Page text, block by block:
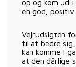
op og kom ud
en god, positiv
Vejrudsigten
til at bedre sig,
kan komme i
at den dårlige